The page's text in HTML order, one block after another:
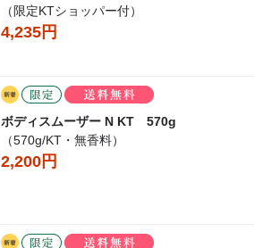
（限定KTショッパー付）
4,235円
ボディスムーザー N KT 570g
（570g/KT・無香料）
2,200円